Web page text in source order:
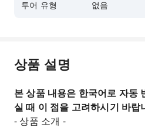
투어 유형 없음
상품 설명
본 상품 내용은 한국어로 자동
실 때 이 점을 고려하시기 바랍
- 상품 소개 -